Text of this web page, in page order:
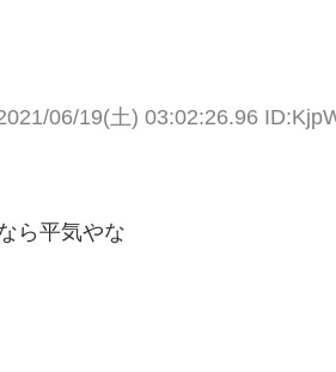
06/19(土) 03:02:26.96
ら平気やな